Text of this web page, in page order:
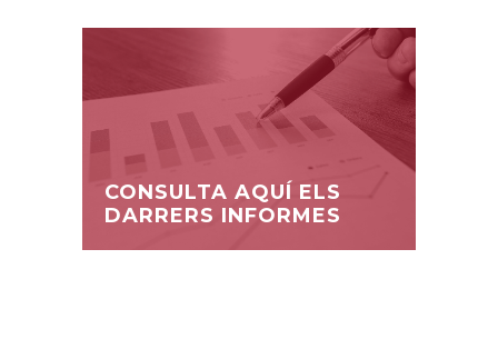
CONSULTA AQUÍ ELS
DARRERS INFORMES